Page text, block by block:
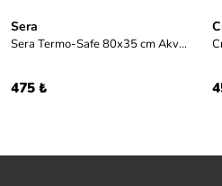
Sera
Sera Termo-Safe 80x35 cm Akvaryum Matı
475 ₺